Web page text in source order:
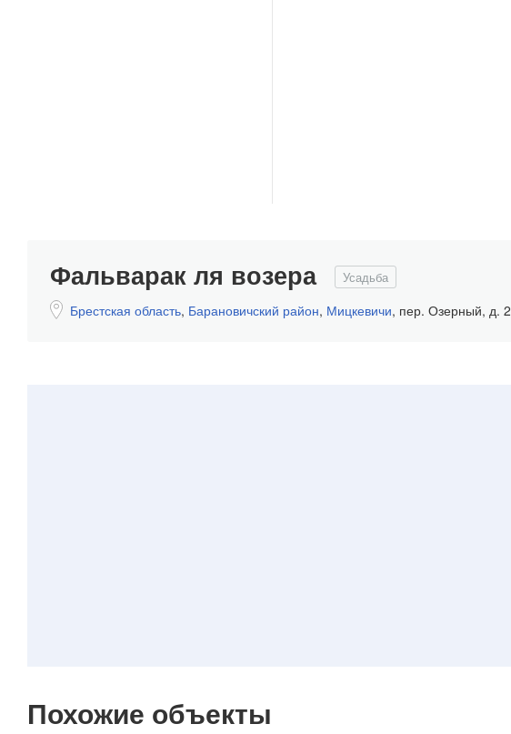
Фальварак ля возера Усадьба
Брестская область, Барановичский район, Мицкевичи, пер. Озерный, д. 2
Похожие объекты